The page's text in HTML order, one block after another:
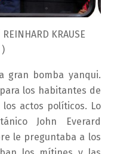
KRAUSE
gran bomba yanqui.
los habitantes de
actos políticos. Lo
John Everard
le preguntaba a los